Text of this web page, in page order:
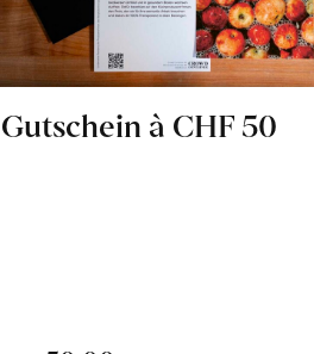
Gutschein à CHF 50